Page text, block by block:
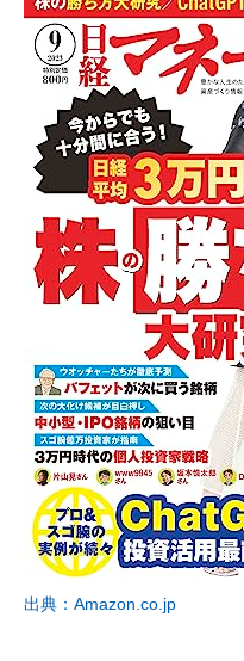
出典：Amazon.co.jp